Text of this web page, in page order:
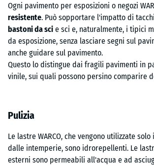
Ogni pavimento per esposizioni o negozi
resistente. Può sopportare l'impatto di
bastoni da sci e sci e, naturalmente, i tipici
da esposizione, senza lasciare segni sul
anche guidare sul pavimento.
Questo lo distingue dai fragili pavimenti in
vinile, sui quali possono persino comparire
Pulizia
Le lastre WARCO, che vengono utilizzate
dalle intemperie, sono idrorepellenti. Le
esterni sono permeabili all'acqua e ad